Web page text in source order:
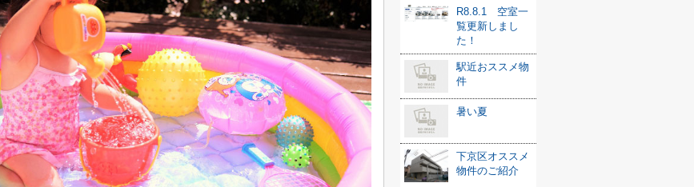
R8.8.1 空室一
覧更新しまし
た！
駅近おススメ物
件
暑い夏
下京区オススメ
物件のご紹介